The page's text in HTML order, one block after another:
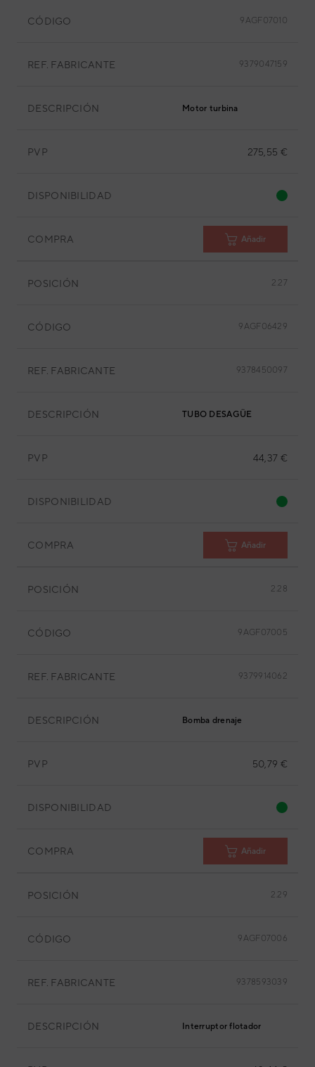
CÓDIGO 9AGF07010
REF. FABRICANTE 9379047159
DESCRIPCIÓN Motor turbina
PVP 275,55 €
DISPONIBILIDAD
COMPRA Añadir
POSICIÓN 2.27
CÓDIGO 9AGF06429
REF. FABRICANTE 9378450097
DESCRIPCIÓN TUBO DESAGÜE
PVP 44,37 €
DISPONIBILIDAD
COMPRA Añadir
POSICIÓN 2.28
CÓDIGO 9AGF07005
REF. FABRICANTE 9379914062
DESCRIPCIÓN Bomba drenaje
PVP 50,79 €
DISPONIBILIDAD
COMPRA Añadir
POSICIÓN 2.29
CÓDIGO 9AGF07006
REF. FABRICANTE 9378593039
DESCRIPCIÓN Interruptor flotador